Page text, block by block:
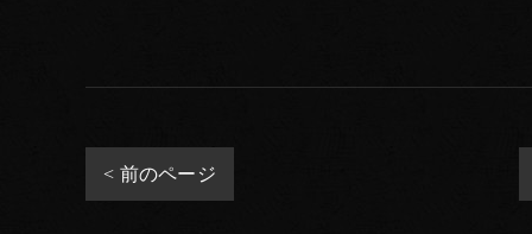
< 前のページ